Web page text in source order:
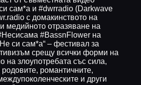
сам*а и #dwrradio (Darkwave
с домакинството на
медийното отразяване на
#BassnFlower на
си сам*а“ – фестивал за
срещу всички форми на
на злоупотребата със сила,
родовите, романтичните,
и други